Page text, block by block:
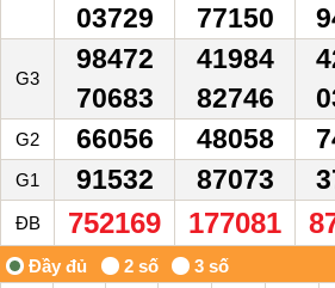
03729
77150
G3
98472
70683
41984
82746
G2 66056 48058
G1 91532 87073
ĐB 752169 177081